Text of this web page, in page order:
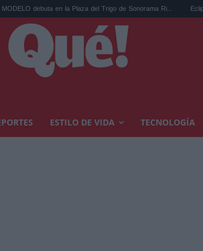
en la Plaza del Trigo de Sonorama Ri... Eclipse solar en
ESTILO DE VIDA TECNOLOGÍA